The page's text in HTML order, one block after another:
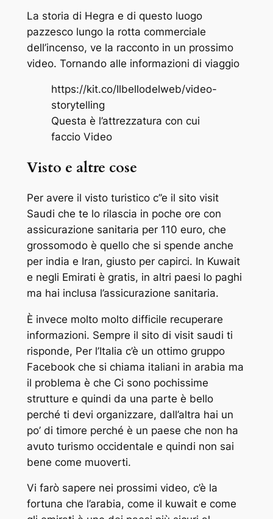
La storia di Hegra e di questo luogo
pazzesco lungo la rotta commerciale
dell’incenso, ve la racconto in un prossimo
video. Tornando alle informazioni di viaggio
https://kit.co/Ilbellodelweb/video-
storytelling
Questa è l’attrezzatura con cui
faccio Video
Visto e altre cose
Per avere il visto turistico c’’e il sito visit
Saudi che te lo rilascia in poche ore con
assicurazione sanitaria per 110 euro, che
grossomodo è quello che si spende anche
per india e Iran, giusto per capirci. In Kuwait
e negli Emirati è gratis, in altri paesi lo paghi
ma hai inclusa l’assicurazione sanitaria.
È invece molto molto difficile recuperare
informazioni. Sempre il sito di visit saudi ti
risponde, Per l’Italia c’è un ottimo gruppo
Facebook che si chiama italiani in arabia ma
il problema è che Ci sono pochissime
strutture e quindi da una parte è bello
perché ti devi organizzare, dall’altra hai un
po’ di timore perché è un paese che non ha
avuto turismo occidentale e quindi non sai
bene come muoverti.
Vi farò sapere nei prossimi video, c’è la
fortuna che l’arabia, come il kuwait e come